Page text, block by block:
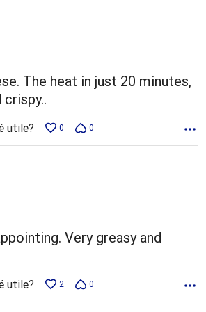
The heat in just 20 minutes,
crispy..
utile? 0 0
Very greasy and
utile? 2 0